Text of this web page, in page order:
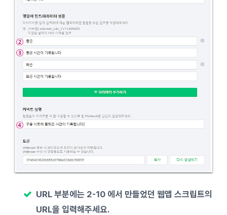
URL 부분에는 2-10 에서 만들었던 웹앱 스크립트의
URL을 입력해주세요.